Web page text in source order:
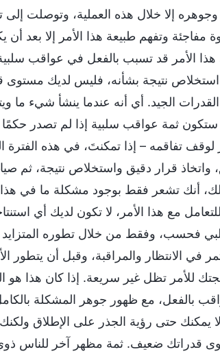
وجوهره إلا خلال هذه العملية، وتوصلت
مفاجئة وتفهم طبيعة هذا الأمر إلا بعد
الأمر قد تسبب بالفعل في عواقب
استخلاص نتيجة بشأنه، فليس لديك مستوى
القدرات الجيد. أي أنه عندما ينشأ شيء
ثمة عواقب سلبية إذا لم تصدر حكمًا
تفاقمه – إذا تمكنتَ، في هذه الفترة
قرار دقيق واستخلاص نتيجة، ثم
أنك تشعر فقط بوجود مشكلة ما في هذا
مع هذا الأمر، لا تكون لديك أي
فحسب، وفقط من خلال تطوره المتزايد
الانتظار والمراقبة، وقبل أن يتطور
للأمر تظل غير سريعة. إذا كان هذا
بالفعل، مع ظهور جوهر المشكلة
حتى رؤية الجذر على الإطلاق ولكنك
قدراتك ضعيف. ثمة مظهر آخر للناس